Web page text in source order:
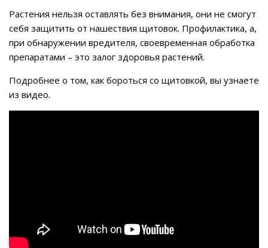
Растения нельзя оставлять без внимания, они не смогут
себя защитить от нашествия щитовок. Профилактика, а,
при обнаружении вредителя, своевременная обработка
препаратами – это залог здоровья растений.
Подробнее о том, как бороться со щитовкой, вы узнаете
из видео.